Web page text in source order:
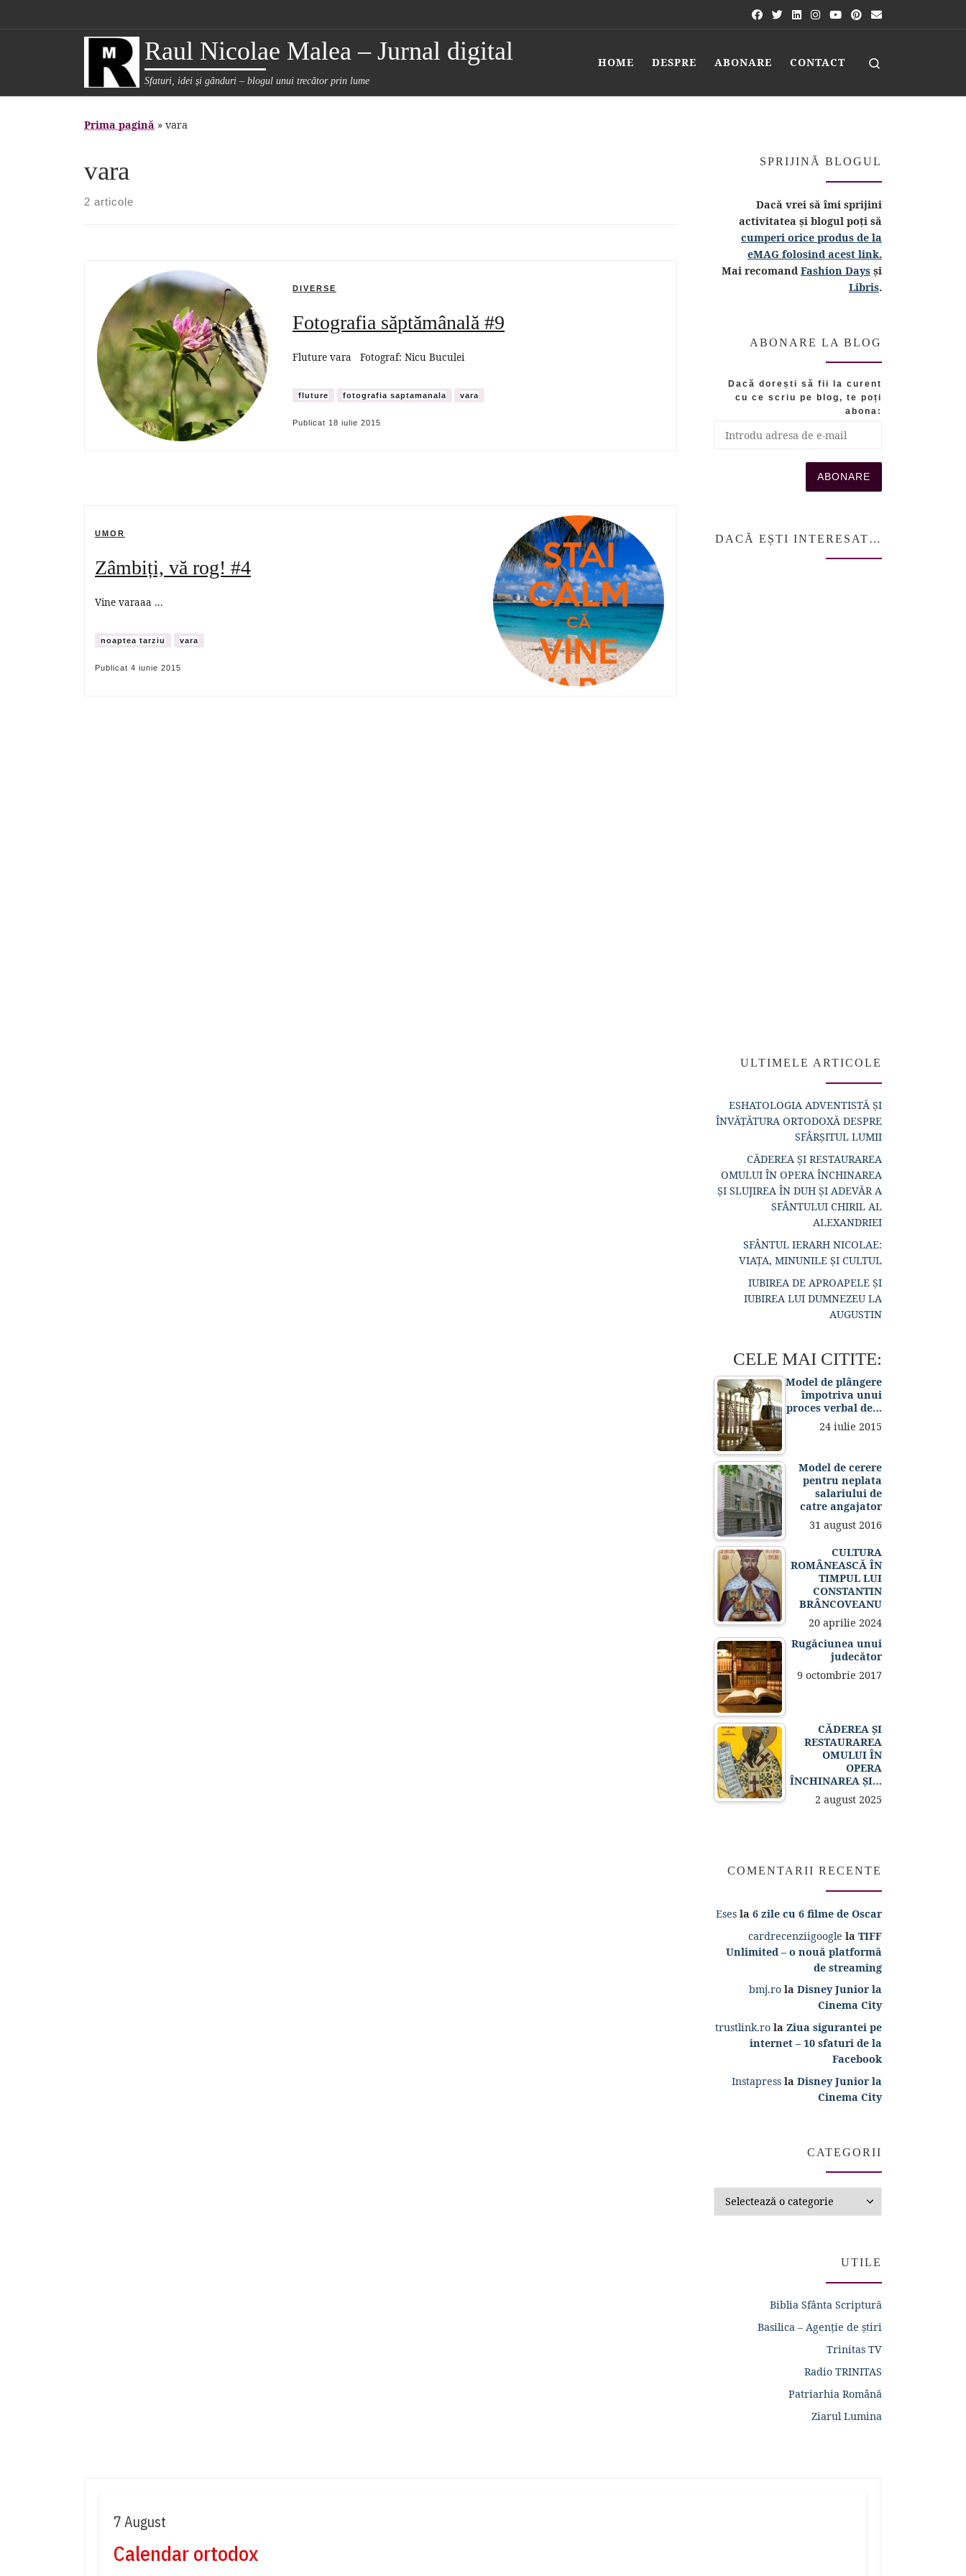
Raul Nicolae Malea – Jurnal digital
Sfaturi, idei și gânduri – blogul unui trecător prin lume
HOME DESPRE ABONARE CONTACT
Prima pagină » vara
vara
2 articole
DIVERSE
Fotografia săptămânală #9
Fluture vara Fotograf: Nicu Buculei
fluture fotografia saptamanala vara
Publicat 18 iulie 2015
UMOR
Zâmbiți, vă rog! #4
Vine varaaa …
noaptea tarziu vara
Publicat 4 iunie 2015
SPRIJINĂ BLOGUL
Dacă vrei să îmi sprijini
activitatea și blogul poți să
cumperi orice produs de la
eMAG folosind acest link.
Mai recomand Fashion Days și
Libris.
ABONARE LA BLOG
Dacă dorești să fii la curent
cu ce scriu pe blog, te poți
abona:
DACĂ EȘTI INTERESAT…
ULTIMELE ARTICOLE
ESHATOLOGIA ADVENTISTĂ ȘI
ÎNVĂȚĂTURA ORTODOXĂ DESPRE
SFÂRȘITUL LUMII
CĂDEREA ȘI RESTAURAREA
OMULUI ÎN OPERA ÎNCHINAREA
ȘI SLUJIREA ÎN DUH ȘI ADEVĂR A
SFÂNTULUI CHIRIL AL
ALEXANDRIEI
SFÂNTUL IERARH NICOLAE:
VIAȚA, MINUNILE ȘI CULTUL
IUBIREA DE APROAPELE ȘI
IUBIREA LUI DUMNEZEU LA
AUGUSTIN
CELE MAI CITITE:
Model de plângere
împotriva unui
proces verbal de…
24 iulie 2015
Model de cerere
pentru neplata
salariului de
catre angajator
31 august 2016
CULTURA
ROMÂNEASCĂ ÎN
TIMPUL LUI
CONSTANTIN
BRÂNCOVEANU
20 aprilie 2024
Rugăciunea unui
judecător
9 octombrie 2017
CĂDEREA ȘI
RESTAURAREA
OMULUI ÎN
OPERA
ÎNCHINAREA ȘI…
2 august 2025
COMENTARII RECENTE
Eses la 6 zile cu 6 filme de Oscar
cardrecenziigoogle la TIFF
Unlimited – o nouă platformă
de streaming
bmj.ro la Disney Junior la
Cinema City
trustlink.ro la Ziua sigurantei pe
internet – 10 sfaturi de la
Facebook
Instapress la Disney Junior la
Cinema City
CATEGORII
UTILE
Biblia Sfânta Scriptură
Basilica – Agenție de știri
Trinitas TV
Radio TRINITAS
Patriarhia Română
Ziarul Lumina
7 August
Calendar ortodox